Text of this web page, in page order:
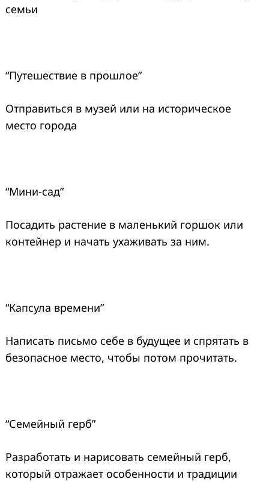
семьи
“Путешествие в прошлое”
Отправиться в музей или на историческое
место города
“Мини-сад”
Посадить растение в маленький горшок или
контейнер и начать ухаживать за ним.
“Капсула времени”
Написать письмо себе в будущее и спрятать в
безопасное место, чтобы потом прочитать.
“Семейный герб”
Разработать и нарисовать семейный герб,
который отражает особенности и традиции